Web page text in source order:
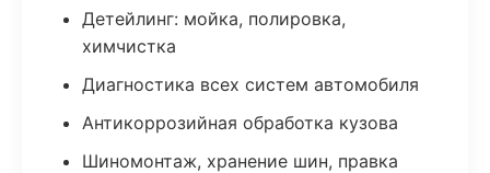
Детейлинг: мойка, полировка,
химчистка
Диагностика всех систем автомобиля
Антикоррозийная обработка кузова
Шиномонтаж, хранение шин, правка